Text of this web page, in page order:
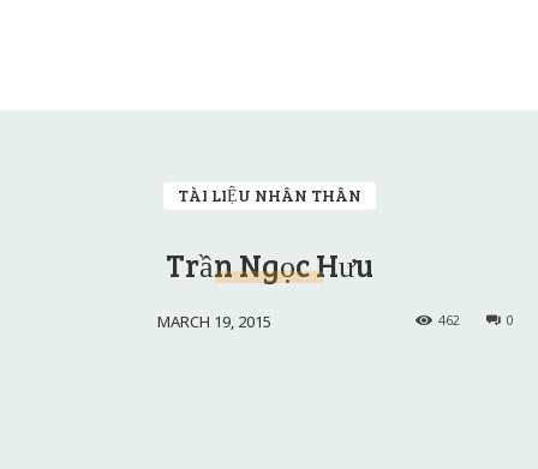
TÀI LIỆU NHÂN THÂN
Trần Ngọc Hưu
MARCH 19, 2015 0
462